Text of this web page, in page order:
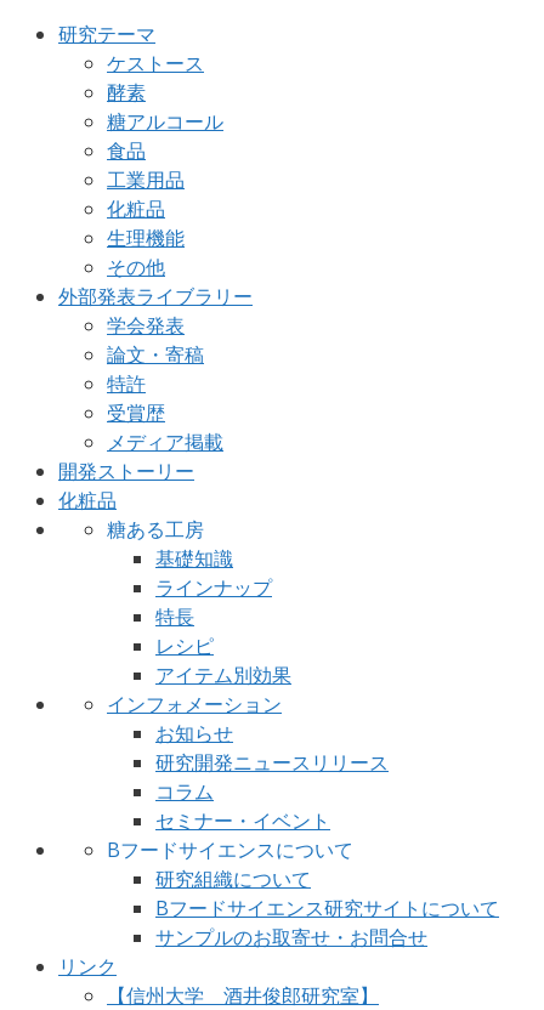
研究テーマ
ケストース
酵素
糖アルコール
食品
工業用品
化粧品
生理機能
その他
外部発表ライブラリー
学会発表
論文・寄稿
特許
受賞歴
メディア掲載
開発ストーリー
化粧品
糖ある工房
基礎知識
ラインナップ
特長
レシピ
アイテム別効果
インフォメーション
お知らせ
研究開発ニュースリリース
コラム
セミナー・イベント
Bフードサイエンスについて
研究組織について
Bフードサイエンス研究サイトについて
サンプルのお取寄せ・お問合せ
リンク
【信州大学 酒井俊郎研究室】